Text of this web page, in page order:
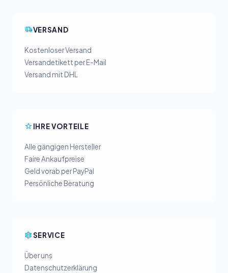
VERSAND
Kostenloser Versand
Versandetikett per E-Mail
Versand mit DHL
IHRE VORTEILE
Alle gängigen Hersteller
Faire Ankaufpreise
Geld vorab per PayPal
Persönliche Beratung
SERVICE
Über uns
Datenschutzerklärung